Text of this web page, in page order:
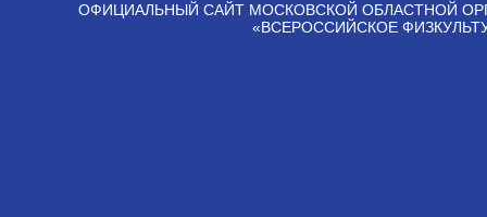
ОФИЦИАЛЬНЫЙ САЙТ МОСКОВСКОЙ ОБЛАСТНОЙ
«ВСЕРОССИЙСКОЕ